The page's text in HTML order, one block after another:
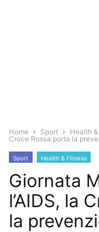
Home Sport Health
Croce Rossa porta la
Sport Health & Fitness
Giornata
l’AIDS, la
la